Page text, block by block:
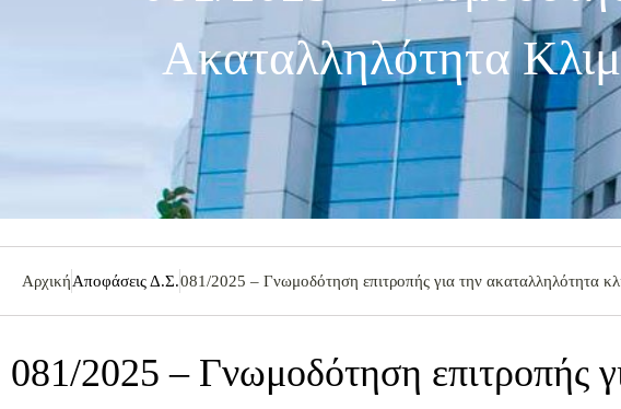
Ακαταλληλότητα
ΑρχικήΑποφάσεις Δ.Σ.081/2025 – Γνωμοδότηση επιτροπής για την ακαταλληλότητα
081/2025 – Γνωμοδότηση επιτροπής